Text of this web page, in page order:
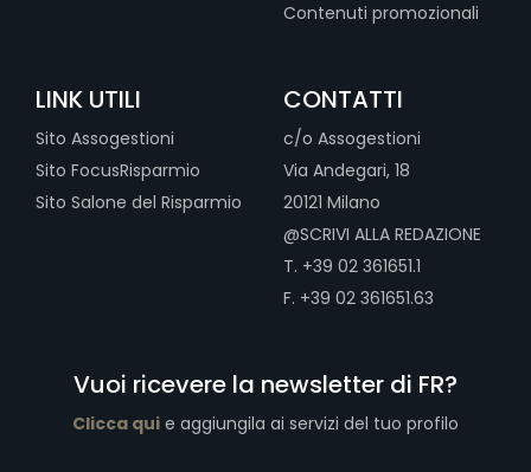
Contenuti promozionali
LINK UTILI
Sito Assogestioni
Sito FocusRisparmio
Sito Salone del Risparmio
CONTATTI
c/o Assogestioni
Via Andegari, 18
20121 Milano
@SCRIVI ALLA REDAZIONE
T. +39 02 361651.1
F. +39 02 361651.63
Vuoi ricevere la newsletter di FR?
Clicca qui e aggiungila ai servizi del tuo profilo